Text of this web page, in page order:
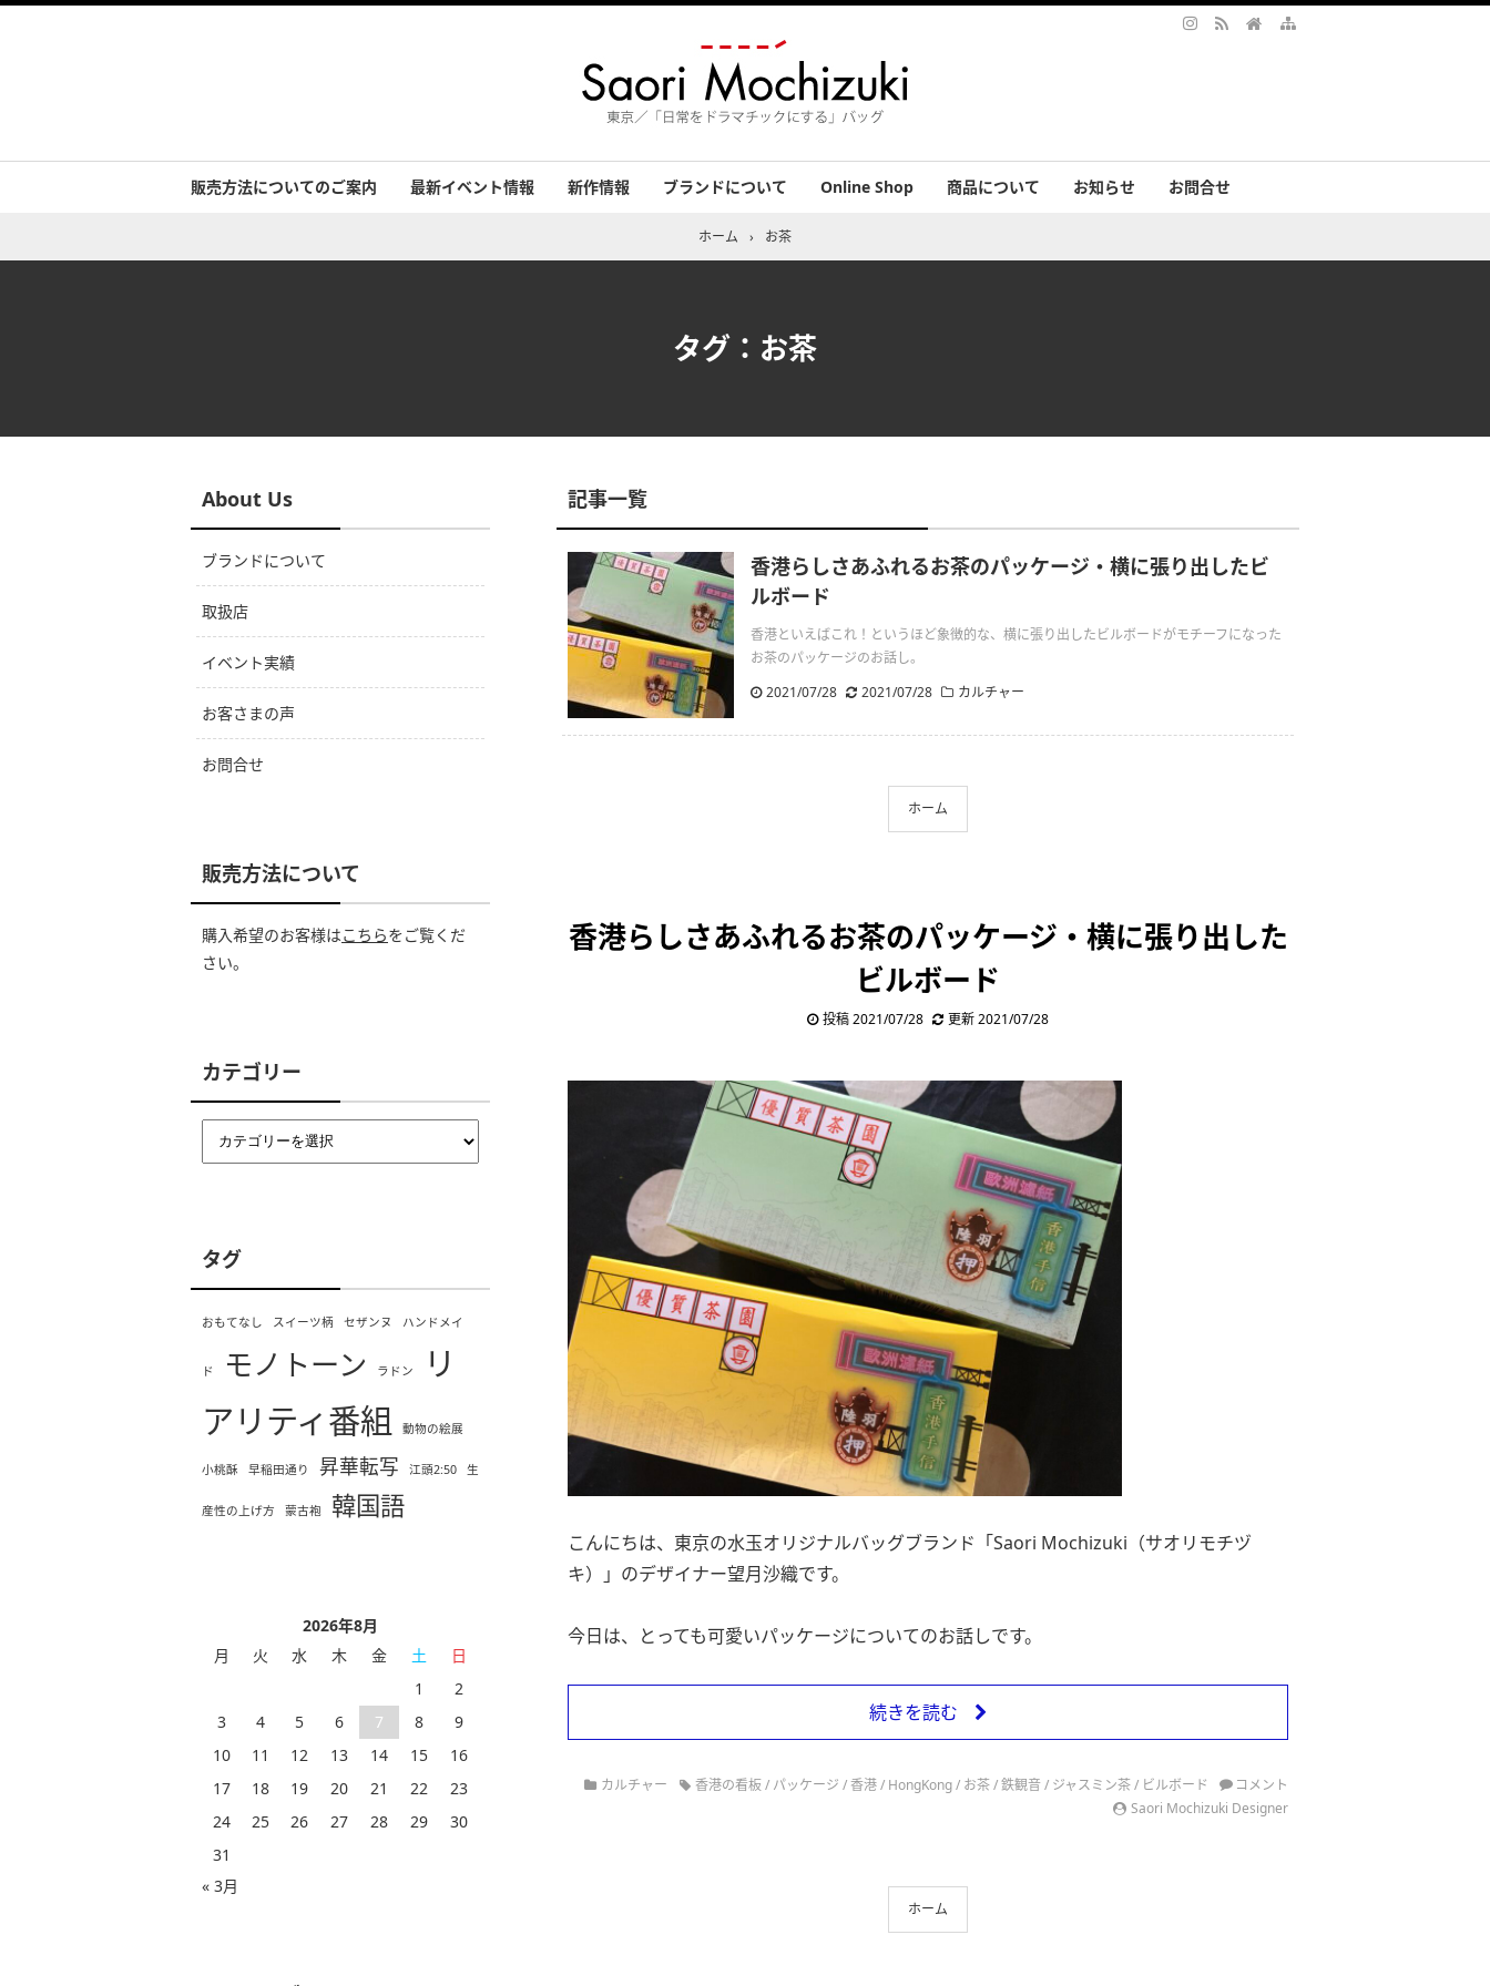
販売方法についてのご案内 最新イベント情報 新作情報 ブランドについて Online Shop 商品について お知らせ お問合せ
ホーム › お茶
タグ：お茶
記事一覧
香港らしさあふれるお茶のパッケージ・横に張り出したビ
ルボード
香港といえばこれ！というほど象徴的な、横に張り出したビルボードがモチーフになった
お茶のパッケージのお話し。
2021/07/28
2021/07/28 カルチャー
ホーム
香港らしさあふれるお茶のパッケージ・横に張り出した
ビルボード
投稿 2021/07/28 更新 2021/07/28
こんにちは、東京の水玉オリジナルバッグブランド「Saori Mochizuki（サオリモチヅ
キ）」のデザイナー望月沙織です。
今日は、とっても可愛いパッケージについてのお話しです。
続きを読む
カルチャー 香港の看板/ パッケージ /香港/ HongKong/ お茶/鉄観音/ ジャスミン茶/ ビルボード
コメント
Saori Mochizuki Designer
ホーム
About Us
ブランドについて
取扱店
イベント実績
お客さまの声
お問合せ
販売方法について
購入希望のお客様はこちらをご覧くだ
さい。
カテゴリー
タグ
おもてなし スイーツ柄 セザンヌ ハンドメイ
ド モノトーン ラドン
リ
アリティ番組
動物の絵展
小桃酥 早稲田通り 昇華転写 江頭2:50 生
産性の上げ方 蒙古袍 韓国語
2026年8月
月
火 水 木 金 土
日
1
2
3
4 5 6 7 8
9
10
11 12 13 14 15
16
17
18 19 20 21 22
23
24
25 26 27 28 29
30
31
« 3月